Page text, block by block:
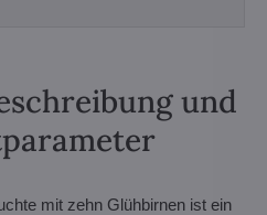
und
mit zehn Glühbirnen ist ein